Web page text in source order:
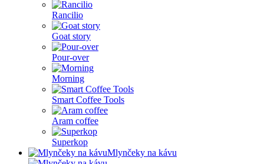
Rancilio
Goat story
Pour-over
Morning
Smart Coffee Tools
Aram coffee
Superkop
Mlynčeky na kávu